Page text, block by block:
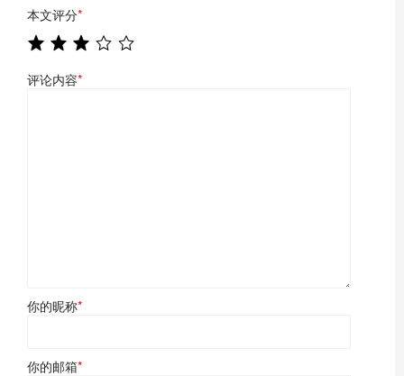
本文评分*
评论内容*
你的昵称*
你的邮箱*